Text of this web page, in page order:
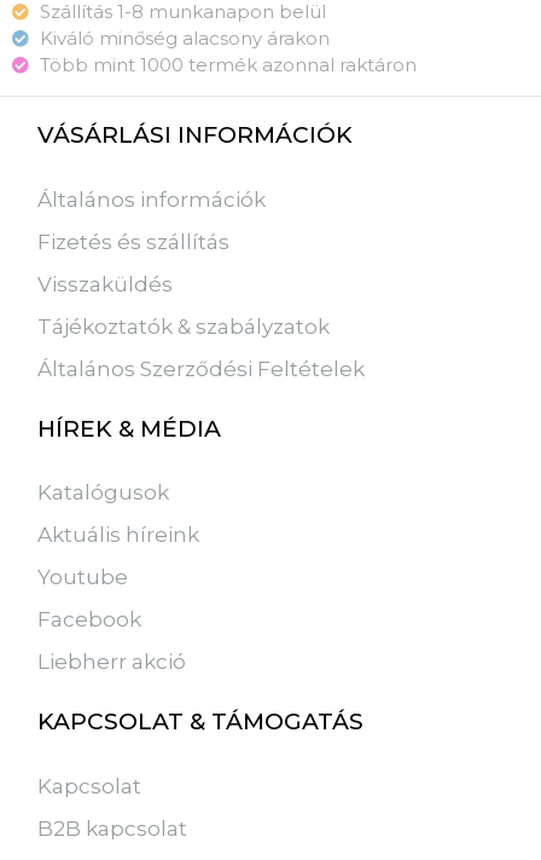
Szállítás 1-8 munkanapon belül
Kiváló minőség alacsony árakon
Több mint 1000 termék azonnal raktáron
VÁSÁRLÁSI INFORMÁCIÓK
Általános információk
Fizetés és szállítás
Visszaküldés
Tájékoztatók & szabályzatok
Általános Szerződési Feltételek
HÍREK & MÉDIA
Katalógusok
Aktuális híreink
Youtube
Facebook
Liebherr akció
KAPCSOLAT & TÁMOGATÁS
Kapcsolat
B2B kapcsolat